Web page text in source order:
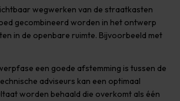
wegwerken van de straatkasten
gecombineerd worden in het ontwerp
in de openbare ruimte. Bijvoorbeeld met
een goede afstemming is tussen de
adviseurs kan een optimaal
worden behaald die overkomt als één